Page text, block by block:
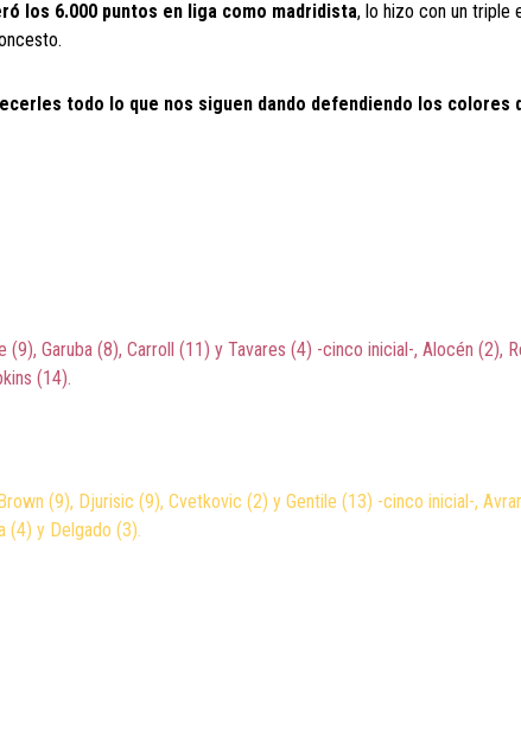
los 6.000 puntos en liga como madridista, lo hizo con un triple
todo lo que nos siguen dando defendiendo los colores
(9), Garuba (8), Carroll (11) y Tavares (4) -cinco inicial-, Alocén (2),
(14).
(9), Djurisic (9), Cvetkovic (2) y Gentile (13) -cinco inicial-,
(4) y Delgado (3).